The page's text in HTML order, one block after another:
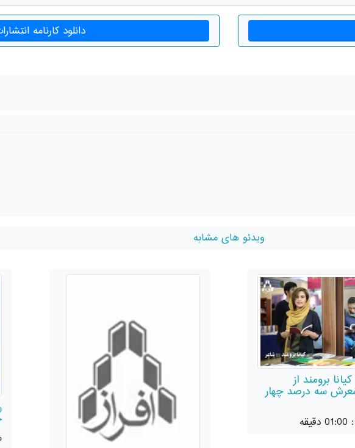
دانلود کارنامه
ویدئو های مشابه
برومند از
سه درصد چهار